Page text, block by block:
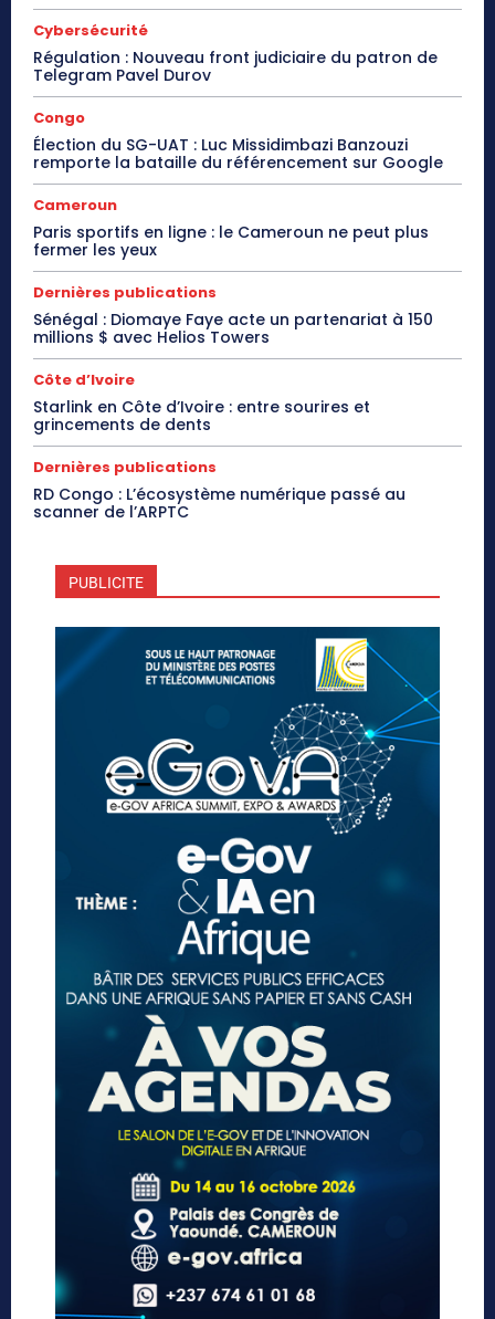
Cybersécurité
Régulation : Nouveau front judiciaire du patron de
Telegram Pavel Durov
Congo
Élection du SG-UAT : Luc Missidimbazi Banzouzi
remporte la bataille du référencement sur Google
Cameroun
Paris sportifs en ligne : le Cameroun ne peut plus
fermer les yeux
Dernières publications
Sénégal : Diomaye Faye acte un partenariat à 150
millions $ avec Helios Towers
Côte d’Ivoire
Starlink en Côte d’Ivoire : entre sourires et
grincements de dents
Dernières publications
RD Congo : L’écosystème numérique passé au
scanner de l’ARPTC
PUBLICITE